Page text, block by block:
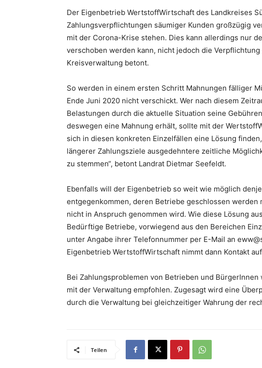
Der Eigenbetrieb WertstoffWirtschaft des Landkreises
Zahlungsverpflichtungen säumiger Kunden großzügig
mit der Corona-Krise stehen. Dies kann allerdings nur
verschoben werden kann, nicht jedoch die
Kreisverwaltung betont.
So werden in einem ersten Schritt Mahnungen fälliger
Ende Juni 2020 nicht verschickt. Wer nach diesem
Belastungen durch die aktuelle Situation seine
deswegen eine Mahnung erhält, sollte mit der
sich in diesen konkreten Einzelfällen eine Lösung
längerer Zahlungsziele ausgedehntere zeitliche
zu stemmen“, betont Landrat Dietmar Seefeldt.
Ebenfalls will der Eigenbetrieb so weit wie möglich
entgegenkommen, deren Betriebe geschlossen
nicht in Anspruch genommen wird. Wie diese Lösung
Bedürftige Betriebe, vorwiegend aus den Bereichen
unter Angabe ihrer Telefonnummer per E-Mail an
Eigenbetrieb WertstoffWirtschaft nimmt dann Kontakt
Bei Zahlungsproblemen von Betrieben und
mit der Verwaltung empfohlen. Zugesagt wird eine
durch die Verwaltung bei gleichzeitiger Wahrung der
Teilen